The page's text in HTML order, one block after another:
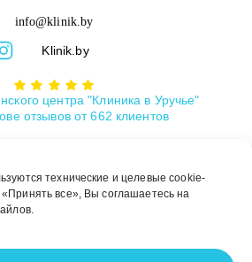
технические и целевые cookie-
все», Вы соглашаетесь на
центра "Клиника в Уручье"
отзывов от662 клиентов
info@klinik.by
Klinik.by
| УНП 193049678 |Лицензия №
М-8423
Существует также необходимость